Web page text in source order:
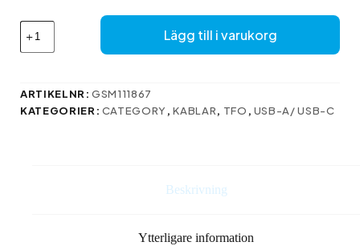
KO-
kabel
NB200
–
C
Lägg till i varukorg
ARTIKELNR:GSM111867
KATEGORIER: CATEGORY ,KABLAR, TFO , USB-A/ USB-C
Beskrivning
Ytterligare information